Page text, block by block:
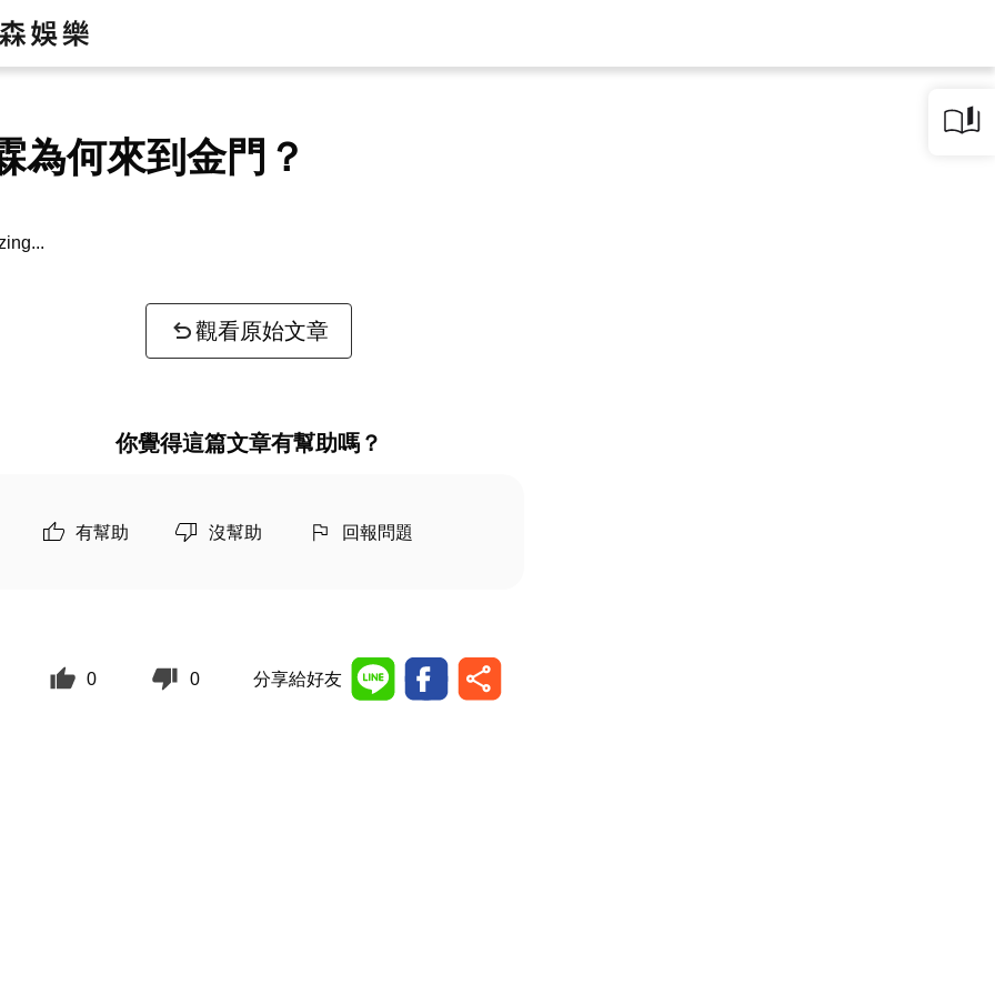
為何來到金門？
觀看原始文章
你覺得這篇文章有幫助嗎？
有幫助 沒幫助 回報問題
0 0 分享給好友